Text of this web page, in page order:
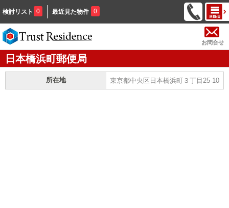
検討リスト 0 最近見た物件 0
お問合せ
日本橋浜町郵便局
所在地 東京都中央区日本橋浜町３丁目25-10